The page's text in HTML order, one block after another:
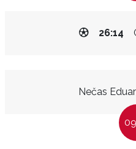
26:14
Nečas